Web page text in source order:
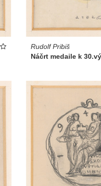
Rudolf Pribiš
Náčrt medaile k